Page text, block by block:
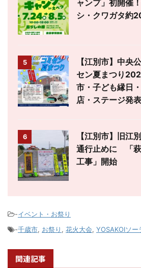
ャンプ」初開催
シ・クワガタ約
5
【江別市】中央
セン夏まつり
市・子ども縁日
店・ステージ発
6
【江別市】旧江
通行止めに 「
工事」開始
-イベント・お祭り
-千歳市, お祭り , 花火大会, YOSAKOIソー
関連記事